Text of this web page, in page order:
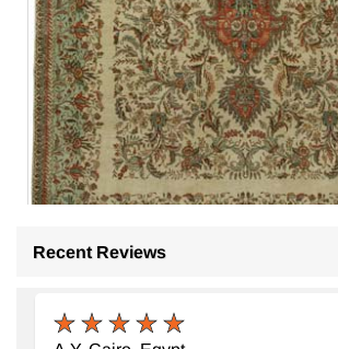
306 cm x 482 cm
$3776
Recent Reviews